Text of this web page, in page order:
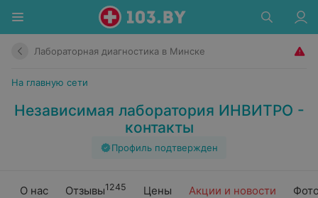
Лабораторная диагностика в Минске
На главную сети
Независимая лаборатория ИНВИТРО -
контакты
Профиль подтвержден
О нас Отзывы1245 Цены Акции и новости